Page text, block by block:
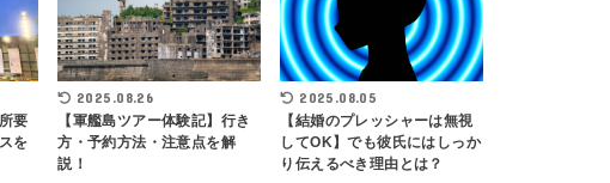
要
を
2025.08.26
【軍艦島ツアー体験記】行き
方・予約方法・注意点を解
説！
2025.08.05
【結婚のプレッシャーは無視
してOK】でも彼氏にはしっか
り伝えるべき理由とは？